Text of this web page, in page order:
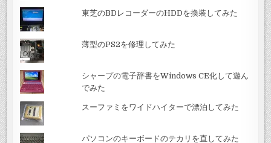
東芝のBDレコーダーのHDDを換装してみた
薄型のPS2を修理してみた
シャープの電子辞書をWindows CE化して遊ん
でみた
スーファミをワイドハイターで漂泊してみた
パソコンのキーボードのテカリを直してみた